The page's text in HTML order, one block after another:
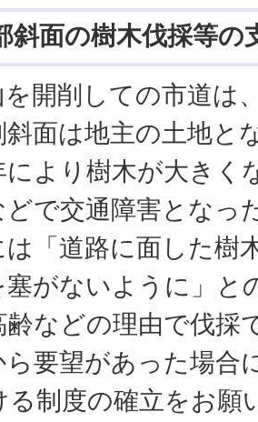
斜面の樹木伐採等の
を開削しての市道は
斜面は地主の土地と
により樹木が大きく
どで交通障害となっ
「道路に面した樹
塞がないように」と
齢などの理由で伐採
要望があった場合
る制度の確立をお願